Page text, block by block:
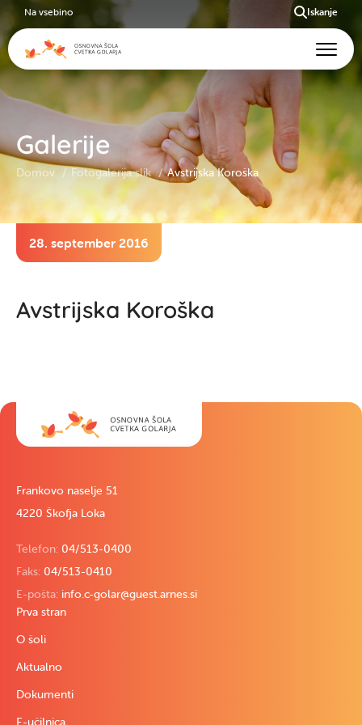
Galerije
Domov Fotogalerija slik Avstrijska Koroška
28. september 2016
Avstrijska Koroška
Frankovo naselje 51
4220 Škofja Loka
Telefon: 04/513-0400
Faks: 04/513-0410
E-pošta: info.c-golar@guest.arnes.si
Prva stran
O šoli
Aktualno
Dokumenti
E-učilnica
Na vsebino Iskanje